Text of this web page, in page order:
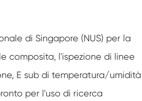
da laboratorio
temperatura
di Singapore (NUS) per la
composita, l'ispezione di linee
E sub di temperatura/umidità
per l'uso di ricerca